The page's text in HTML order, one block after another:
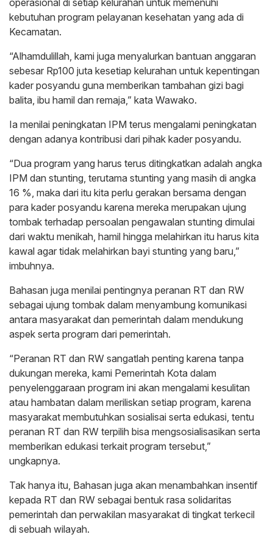
kebutuhan program pelayanan kesehatan yang ada di
Kecamatan.
“Alhamdulillah, kami juga menyalurkan bantuan anggaran
sebesar Rp100 juta kesetiap kelurahan untuk kepentingan
kader posyandu guna memberikan tambahan gizi bagi
balita, ibu hamil dan remaja,” kata Wawako.
Ia menilai peningkatan IPM terus mengalami peningkatan
dengan adanya kontribusi dari pihak kader posyandu.
“Dua program yang harus terus ditingkatkan adalah angka
IPM dan stunting, terutama stunting yang masih di angka
16 %, maka dari itu kita perlu gerakan bersama dengan
para kader posyandu karena mereka merupakan ujung
tombak terhadap persoalan pengawalan stunting dimulai
dari waktu menikah, hamil hingga melahirkan itu harus kita
kawal agar tidak melahirkan bayi stunting yang baru,”
imbuhnya.
Bahasan juga menilai pentingnya peranan RT dan RW
sebagai ujung tombak dalam menyambung komunikasi
antara masyarakat dan pemerintah dalam mendukung
aspek serta program dari pemerintah.
“Peranan RT dan RW sangatlah penting karena tanpa
dukungan mereka, kami Pemerintah Kota dalam
penyelenggaraan program ini akan mengalami kesulitan
atau hambatan dalam meriliskan setiap program, karena
masyarakat membutuhkan sosialisai serta edukasi, tentu
peranan RT dan RW terpilih bisa mengsosialisasikan serta
memberikan edukasi terkait program tersebut,”
ungkapnya.
Tak hanya itu, Bahasan juga akan menambahkan insentif
kepada RT dan RW sebagai bentuk rasa solidaritas
pemerintah dan perwakilan masyarakat di tingkat terkecil
di sebuah wilayah.